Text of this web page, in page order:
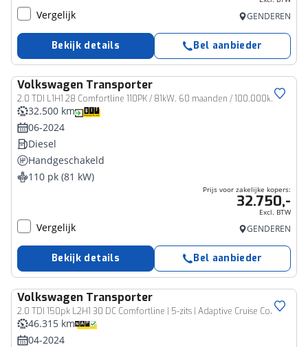
Vergelijk GENDEREN
Bekijk details Bel aanbieder
Volkswagen Transporter
2.0 TDI L1H1 28 Comfortline 110PK / 81kW, 60 maanden / 100.000km garantie, cruise control, airco, achteruitrijcamera (rear view), bijrijdersbank, armsteun, Apple Carplay & Android Auto, achterdeuren zonder ruit
Bedrijfswagen
32.500 km
06-2024
Diesel
Handgeschakeld
110 pk (81 kW)
Prijs voor zakelijke kopers:
32.750,-
Excl. BTW
Vergelijk GENDEREN
Bekijk details Bel aanbieder
Volkswagen Transporter
2.0 TDI 150pk L2H1 30 DC Comfortline | 5-zits | Adaptive Cruise Control | Apple Carplay
Bedrijfswagen
46.315 km
04-2024